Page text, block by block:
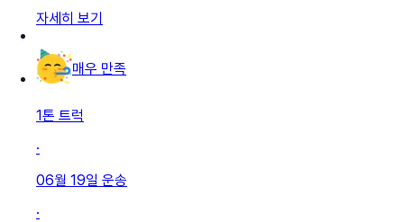
자세히 보기
매우 만족
1톤 트럭
·
06월 19일 운송
·